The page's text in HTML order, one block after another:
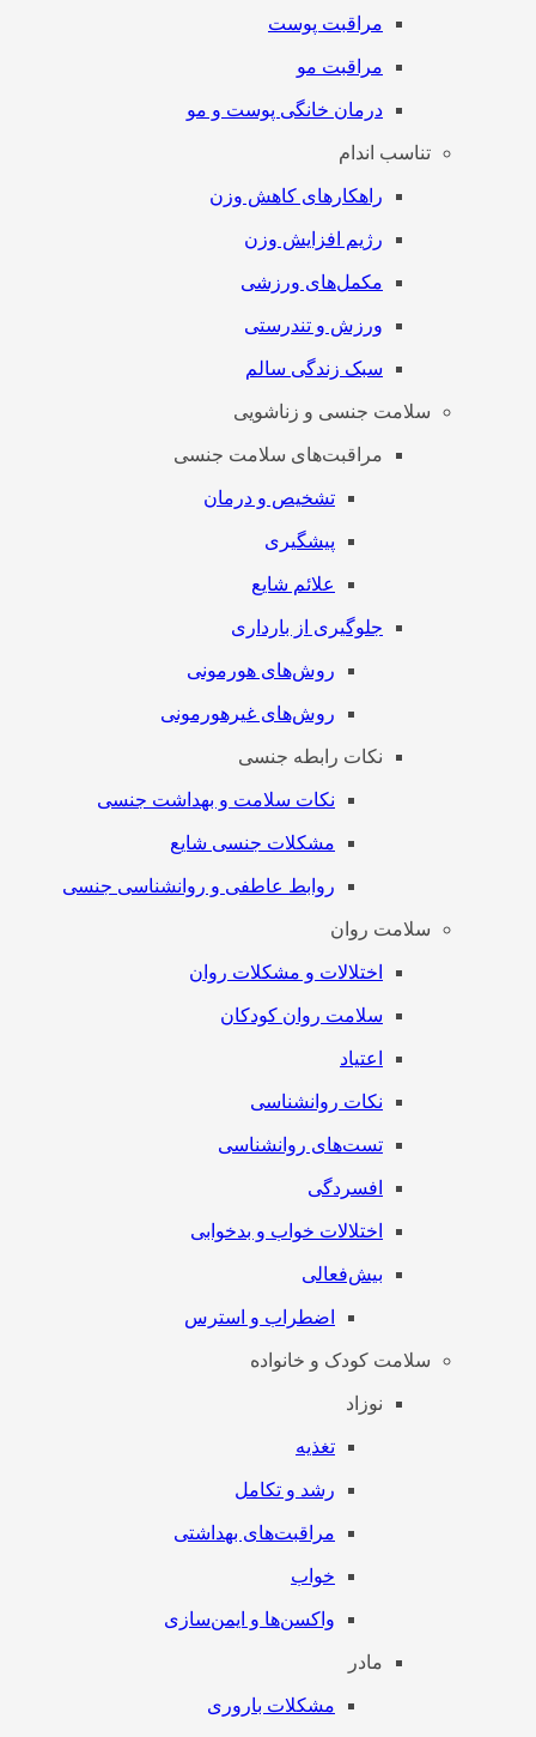
مراقبت پوست
مراقبت مو
درمان خانگی پوست و مو
تناسب اندام
راهکارهای کاهش وزن
رژیم افزایش وزن
مکمل‌های ورزشی
ورزش و تندرستی
سبک زندگی سالم
سلامت جنسی و زناشویی
مراقبت‌های سلامت جنسی
تشخیص و درمان
پیشگیری
علائم شایع
جلوگیری از بارداری
روش‌های هورمونی
روش‌های غیرهورمونی
نکات رابطه جنسی
نکات سلامت و بهداشت جنسی
مشکلات جنسی شایع
روابط عاطفی و روانشناسی جنسی
سلامت روان
اختلالات و مشکلات روان
سلامت روان کودکان
اعتیاد
نکات روانشناسی
تست‌های روانشناسی
افسردگی
اختلالات خواب و بدخوابی
بیش‌فعالی
اضطراب و استرس
سلامت کودک و خانواده
نوزاد
تغذیه
رشد و تکامل
مراقبت‌های بهداشتی
خواب
واکسن‌ها و ایمن‌سازی
مادر
مشکلات باروری